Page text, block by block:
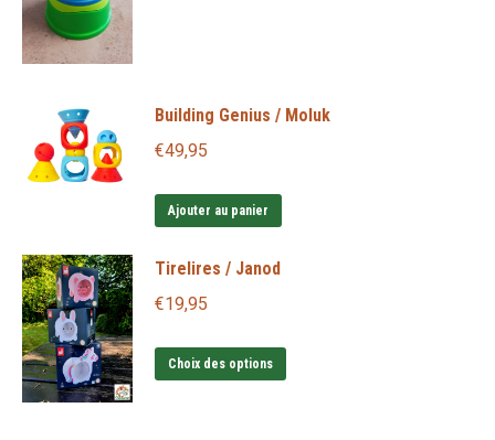
Building Genius / Moluk
€49,95
Ajouter au panier
Tirelires / Janod
€19,95
Choix des options